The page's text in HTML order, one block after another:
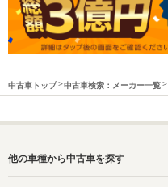
中古車トップ 中古車検索：メーカー一覧
他の車種から中古車を探す